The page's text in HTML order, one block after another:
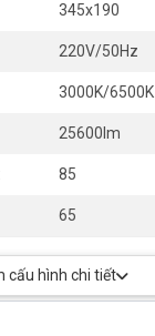
345x190
220V/50Hz
3000K/6500K
25600lm
85
65
cấu hình chi tiết